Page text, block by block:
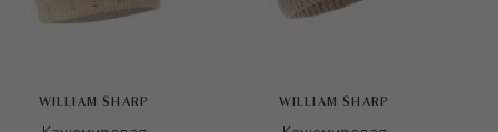
WILLIAM SHARP WILLIAM SHARP